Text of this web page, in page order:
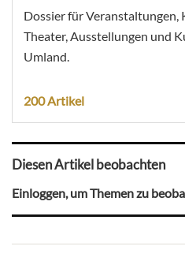
Dossier für Veranstaltungen,
Theater, Ausstellungen und
Umland.
200 Artikel
Diesen Artikel beobachten
Einloggen, um Themen zu